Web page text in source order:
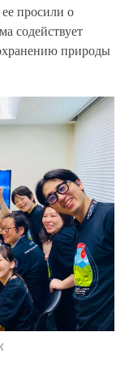
просили о
содействует
природы